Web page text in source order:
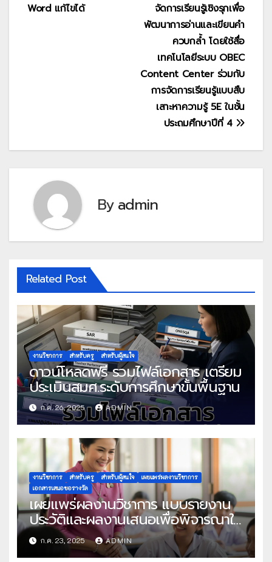
จัดการเรียนรู้เชิงรุกเพื่อ
พัฒนาการอ่านและเขียนคำ
ควบกล้ำ โดยใช้สื่อ
เทคโนโลยีระบบ OBEC
Content Center ร่วมกับ
การจัดการเรียนรู้แบบสืบ
เสาะหาความรู้ 5E ในชั้น
ประถมศึกษาปีที่ 4
Word แก้ไขได้
Byadmin
Related Post
งานวิชาการ สำหรับครู สำหรับผู้สนใจ
ดาวน์โหลดฟรี รวมไฟล์เอกสาร เตรียม
ประเมินสมศ.ระดับการศึกษาขั้นพื้นฐาน
ก.ค. 26, 2025 ADMIN
งานวิชาการ สำหรับครู สำหรับผู้สนใจ
เผยแพร่ผลงานวิชาการ
เอกสารเสนอขอรางวัล
เผยแพร่ผลงานวิชาการ แบบรายงาน
ประวัติและผลงานเสนอเพื่อพิจารณาใน
โครงการครูดีในดวงใจ ประจำปี 2568
ครั้งที่ 22
ก.ค. 23, 2025 ADMIN